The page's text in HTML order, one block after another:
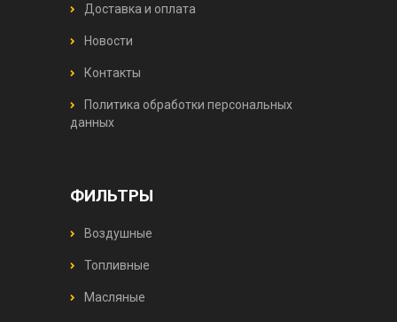
Доставка и оплата
Новости
Контакты
Политика обработки персональных
данных
ФИЛЬТРЫ
Воздушные
Топливные
Масляные